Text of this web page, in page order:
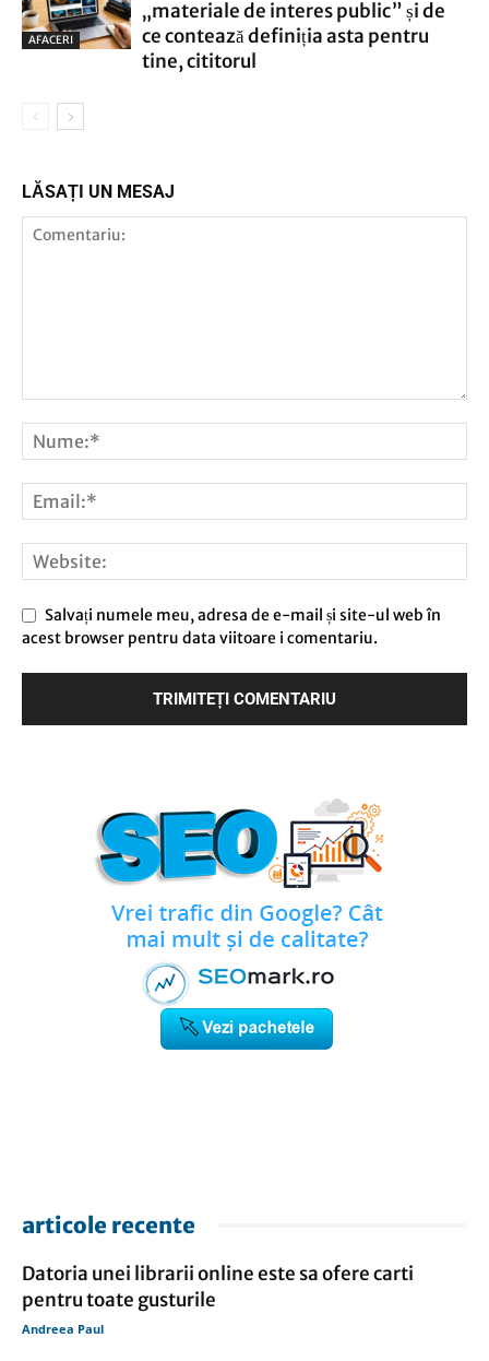
AFACERI
„materiale de interes public” și de
ce contează definiția asta pentru
tine, cititorul
LĂSAȚI UN MESAJ
Salvați numele meu, adresa de e-mail și site-ul web în
acest browser pentru data viitoare i comentariu.
articole recente
Datoria unei librarii online este sa ofere carti
pentru toate gusturile
Andreea Paul